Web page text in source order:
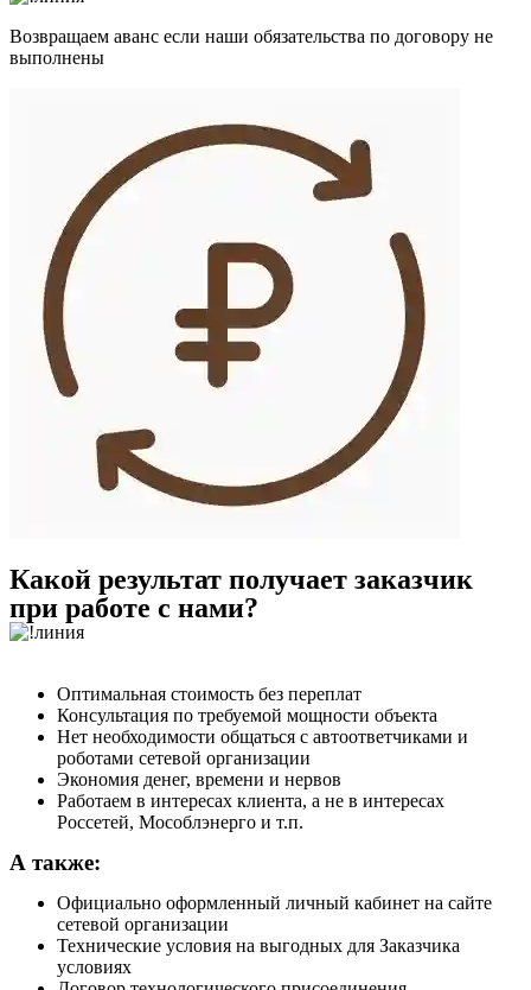
Возвращаем аванс если наши обязательства по договору не
выполнены
Какой результат получает заказчик
при работе с нами?​
Оптимальная стоимость без переплат
Консультация по требуемой мощности объекта
Нет необходимости общаться с автоответчиками и
роботами сетевой организации
Экономия денег, времени и нервов
Работаем в интересах клиента, а не в интересах
Россетей, Мособлэнерго и т.п.
А также:
Официально оформленный личный кабинет на сайте
сетевой организации
Технические условия на выгодных для Заказчика
условиях